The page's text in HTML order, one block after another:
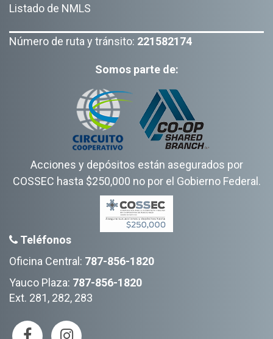
Listado de NMLS
Número de ruta y tránsito: 221582174
Somos parte de:
Acciones y depósitos están asegurados por
COSSEC hasta $250,000 no por el Gobierno Federal.
Teléfonos
Oficina Central: 787-856-1820
Yauco Plaza: 787-856-1820
Ext. 281, 282, 283